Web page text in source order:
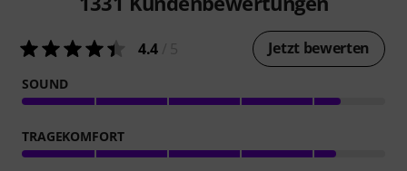
4.4 Jetzt bewerten
SOUND
TRAGEKOMFORT